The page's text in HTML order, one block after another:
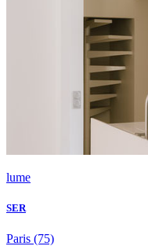
lume
SER
Paris (75)